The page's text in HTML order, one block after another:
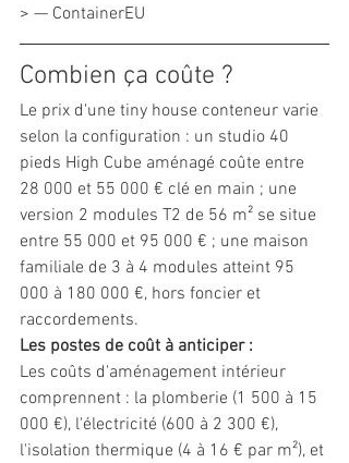
> — ContainerEU
Combien ça coûte ?
Le prix d'une tiny house conteneur varie
selon la configuration : un studio 40
pieds High Cube aménagé coûte entre
28 000 et 55 000 € clé en main ; une
version 2 modules T2 de 56 m² se situe
entre 55 000 et 95 000 € ; une maison
familiale de 3 à 4 modules atteint 95
000 à 180 000 €, hors foncier et
raccordements.
Les postes de coût à anticiper :
Les coûts d'aménagement intérieur
comprennent : la plomberie (1 500 à 15
000 €), l'électricité (600 à 2 300 €),
l'isolation thermique (4 à 16 € par m²), et